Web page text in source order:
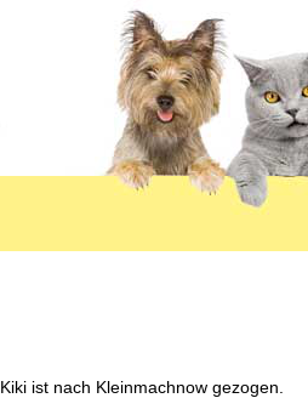
Kiki ist nach Kleinmachnow gezogen.